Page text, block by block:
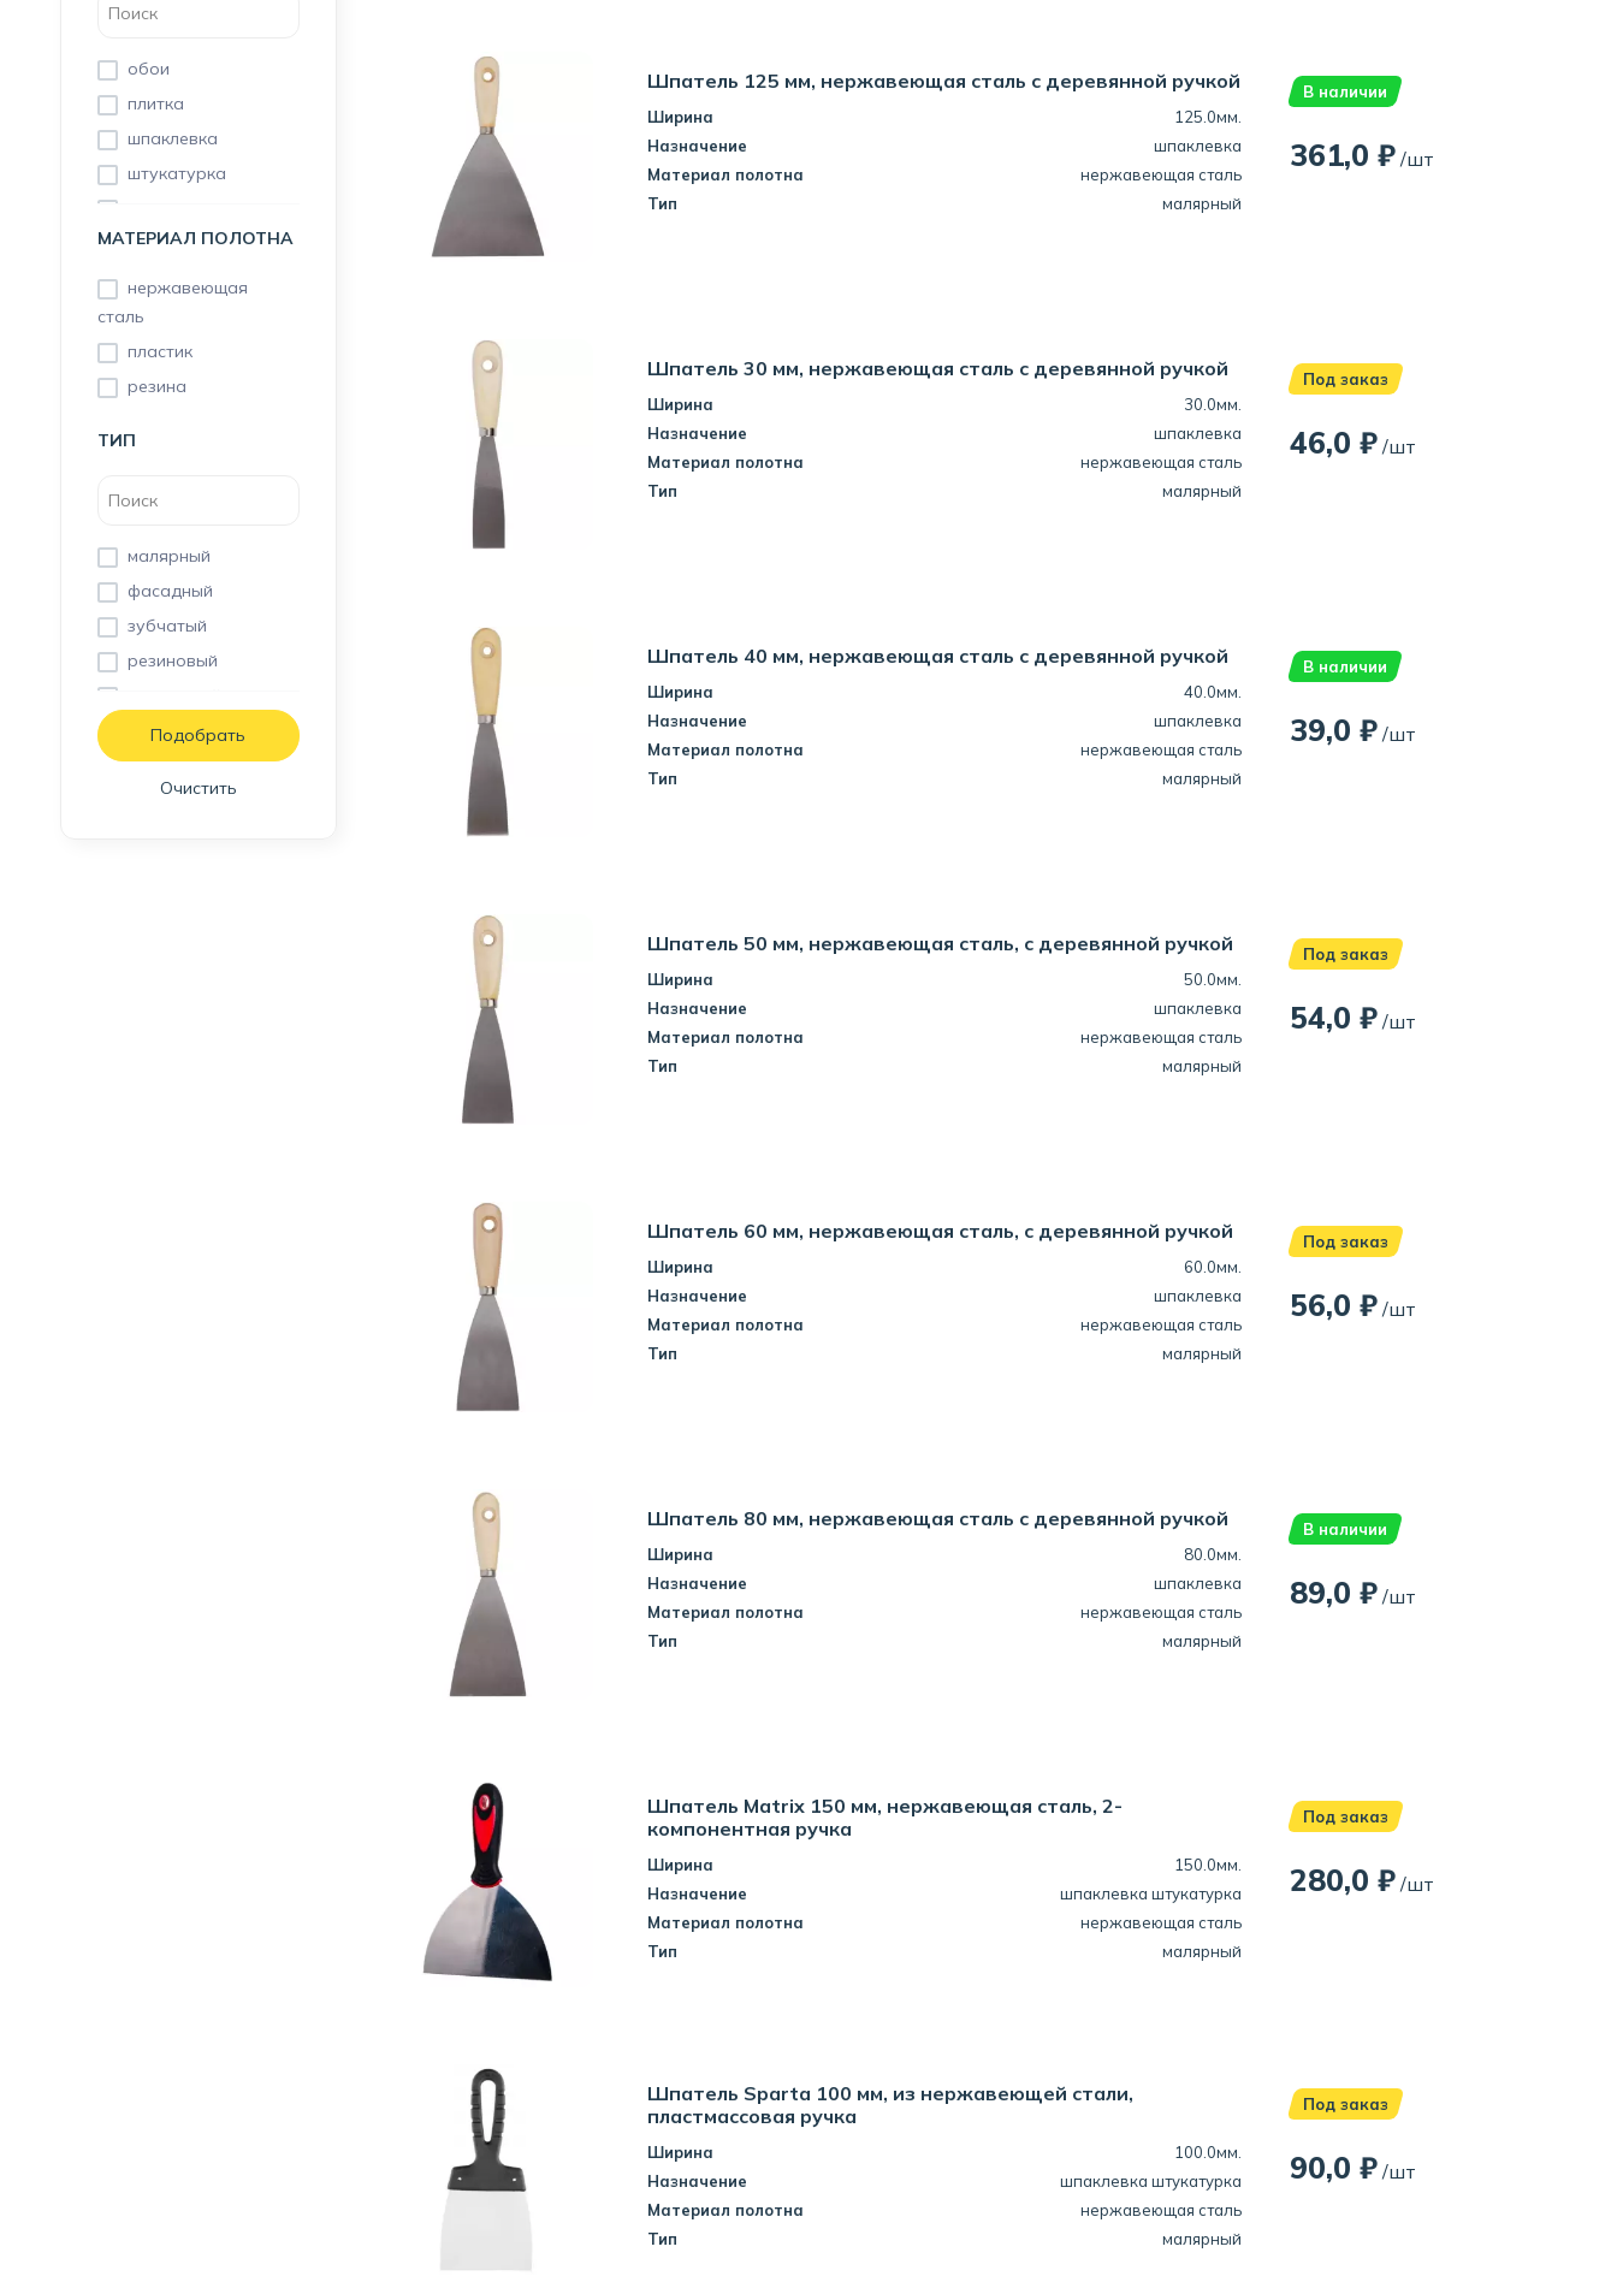
Шпатель 125 мм, нержавеющая сталь с деревянной ручкой
Ширина
125.0мм.
Назначение
шпаклевка
Материал полотна
нержавеющая сталь
Тип
малярный
В наличии
361,0 ₽ /шт
Шпатель 30 мм, нержавеющая сталь с деревянной ручкой
Ширина
30.0мм.
Назначение
шпаклевка
Материал полотна
нержавеющая сталь
Тип
малярный
Под заказ
46,0 ₽ /шт
Шпатель 40 мм, нержавеющая сталь с деревянной ручкой
Ширина
40.0мм.
Назначение
шпаклевка
Материал полотна
нержавеющая сталь
Тип
малярный
В наличии
39,0 ₽ /шт
Шпатель 50 мм, нержавеющая сталь, с деревянной ручкой
Ширина
50.0мм.
Назначение
шпаклевка
Материал полотна
нержавеющая сталь
Тип
малярный
Под заказ
54,0 ₽ /шт
Шпатель 60 мм, нержавеющая сталь, с деревянной ручкой
Ширина
60.0мм.
Назначение
шпаклевка
Материал полотна
нержавеющая сталь
Тип
малярный
Под заказ
56,0 ₽ /шт
Шпатель 80 мм, нержавеющая сталь с деревянной ручкой
Ширина
80.0мм.
Назначение
шпаклевка
Материал полотна
нержавеющая сталь
Тип
малярный
В наличии
89,0 ₽ /шт
Шпатель Matrix 150 мм, нержавеющая сталь, 2-
компонентная ручка
Ширина
150.0мм.
Назначение
шпаклевка штукатурка
Материал полотна
нержавеющая сталь
Тип
малярный
Под заказ
280,0 ₽ /шт
Шпатель Sparta 100 мм, из нержавеющей стали,
пластмассовая ручка
Ширина
100.0мм.
Назначение
шпаклевка штукатурка
Материал полотна
нержавеющая сталь
Тип
малярный
Под заказ
90,0 ₽ /шт
обои
плитка
шпаклевка
штукатурка
МАТЕРИАЛ ПОЛОТНА
нержавеющая
сталь
пластик
резина
ТИП
малярный
фасадный
зубчатый
резиновый
Очистить